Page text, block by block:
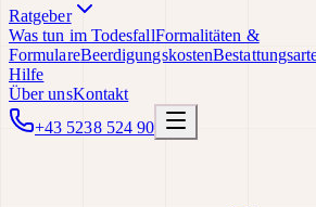
Ratgeber
Was tun im TodesfallFormalitäten &
FormulareBeerdigungskosten
Hilfe
Über unsKontakt
+43 5238 524 90